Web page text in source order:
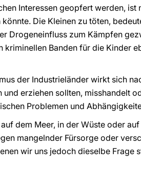
Interessen geopfert werden,
Die Kleinen zu töten,
Drogeneinfluss zum Kämpfen
kriminellen Banden für die Kinder
der Industrieländer wirkt sich
und erziehen sollten, misshandelt
Problemen und
dem Meer, in der Wüste oder
mangelnder Fürsorge oder
wir uns jedoch dieselbe Frage